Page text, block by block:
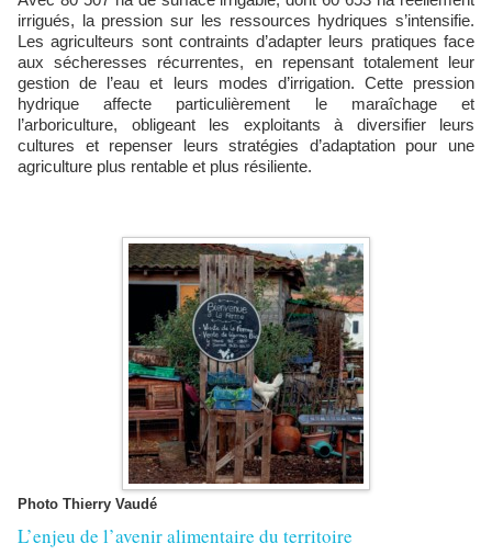
irrigués, la pression sur les ressources hydriques s’intensifie.
Les agriculteurs sont contraints d’adapter leurs pratiques face
aux sécheresses récurrentes, en repensant totalement leur
gestion de l’eau et leurs modes d’irrigation. Cette pression
hydrique affecte particulièrement le maraîchage et
l’arboriculture, obligeant les exploitants à diversifier leurs
cultures et repenser leurs stratégies d’adaptation pour une
agriculture plus rentable et plus résiliente.
Photo Thierry Vaudé
L’enjeu de l’avenir alimentaire du territoire